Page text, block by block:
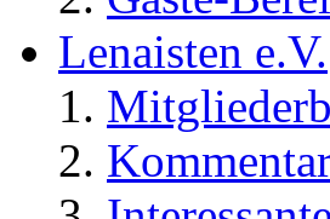
Lenaisten e.V.